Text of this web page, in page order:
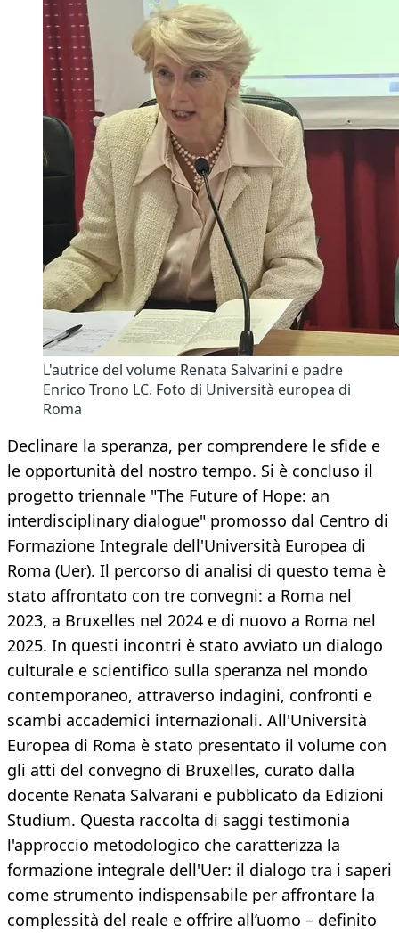
L'autrice del volume Renata Salvarini e padre
Enrico Trono LC. Foto di Università europea di
Roma
Declinare la speranza, per comprendere le sfide e
le opportunità del nostro tempo. Si è concluso il
progetto triennale "The Future of Hope: an
interdisciplinary dialogue" promosso dal Centro di
Formazione Integrale dell'Università Europea di
Roma (Uer). Il percorso di analisi di questo tema è
stato affrontato con tre convegni: a Roma nel
2023, a Bruxelles nel 2024 e di nuovo a Roma nel
2025. In questi incontri è stato avviato un dialogo
culturale e scientifico sulla speranza nel mondo
contemporaneo, attraverso indagini, confronti e
scambi accademici internazionali. All'Università
Europea di Roma è stato presentato il volume con
gli atti del convegno di Bruxelles, curato dalla
docente Renata Salvarani e pubblicato da Edizioni
Studium. Questa raccolta di saggi testimonia
l'approccio metodologico che caratterizza la
formazione integrale dell'Uer: il dialogo tra i saperi
come strumento indispensabile per affrontare la
complessità del reale e offrire all’uomo – definito